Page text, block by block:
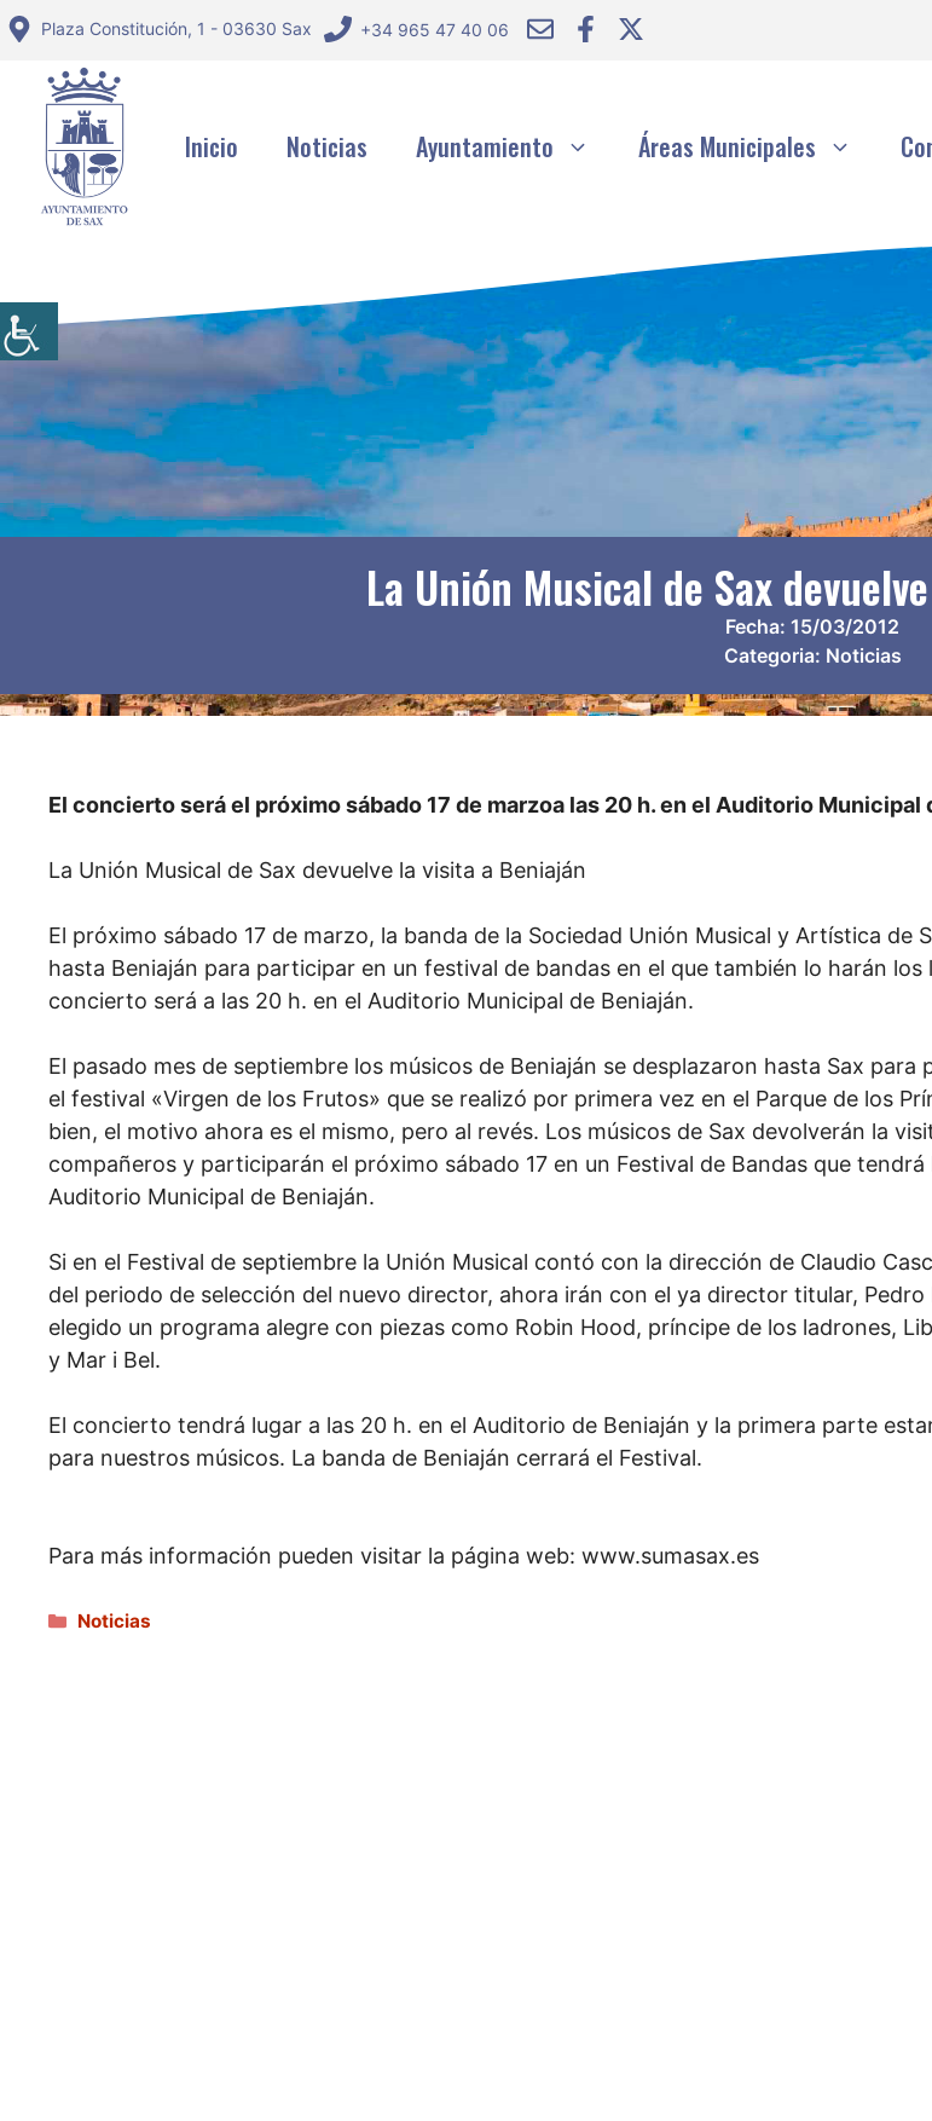
Saltar
contenido
Plaza Constitución, 1 - 03630 Sax +34 965 47 40 06
Inicio Noticias Ayuntamiento Áreas Municipales
La Unión Musical de Sax
Fecha: 15/03/2012
Categoria: Noticias
El concierto será el próximo sábado 17 de marzoa las 20 h. en el Auditorio Municipal
La Unión Musical de Sax devuelve la visita a Beniaján
El próximo sábado 17 de marzo, la banda de la Sociedad Unión Musical y Artística de
hasta Beniaján para participar en un festival de bandas en el que también lo harán los
concierto será a las 20 h. en el Auditorio Municipal de Beniaján.
El pasado mes de septiembre los músicos de Beniaján se desplazaron hasta Sax para
el festival «Virgen de los Frutos» que se realizó por primera vez en el Parque de los
bien, el motivo ahora es el mismo, pero al revés. Los músicos de Sax devolverán la
compañeros y participarán el próximo sábado 17 en un Festival de Bandas que tendrá
Auditorio Municipal de Beniaján.
Si en el Festival de septiembre la Unión Musical contó con la dirección de Claudio
del periodo de selección del nuevo director, ahora irán con el ya director titular, Pedro
elegido un programa alegre con piezas como Robin Hood, príncipe de los ladrones,
y Mar i Bel.
El concierto tendrá lugar a las 20 h. en el Auditorio de Beniaján y la primera parte
para nuestros músicos. La banda de Beniaján cerrará el Festival.
Para más información pueden visitar la página web: www.sumasax.es
Categorías
Noticias